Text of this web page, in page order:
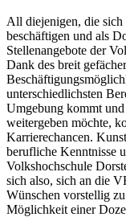
All diejenigen, die
beschäftigen und als
Stellenangebote der
Dank des breit
unterschiedlichsten
Umgebung kommt und
weitergeben möchte,
Karrierechancen.
berufliche Kenntnisse
Volkshochschule
sich also, sich an die
Wünschen vorstellig
Möglichkeit einer